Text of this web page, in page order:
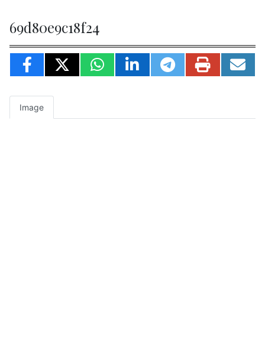
69d80e9c18f24
Image